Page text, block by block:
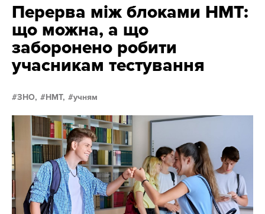
Перерва між блоками НМТ:
що можна, а що
заборонено робити
учасникам тестування
ЗНО, НМТ, учням